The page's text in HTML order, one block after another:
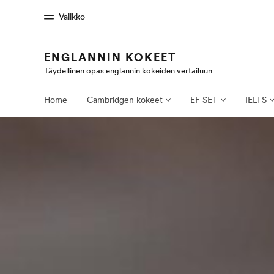
Valikko
Koti
Tervetuloa EF:n maailmaan Katso mitä
ENGLANNIN KOKEET
Täydellinen opas englannin kokeiden vertailuun
Home Cambridgen kokeet EF SET IELTS